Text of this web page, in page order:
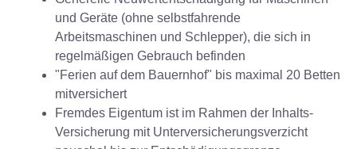
und Geräte (ohne selbstfahrende
Arbeitsmaschinen und Schlepper), die sich in
regelmäßigen Gebrauch befinden
"Ferien auf dem Bauernhof" bis maximal 20 Betten
mitversichert
Fremdes Eigentum ist im Rahmen der Inhalts-
Versicherung mit Unterversicherungsverzicht